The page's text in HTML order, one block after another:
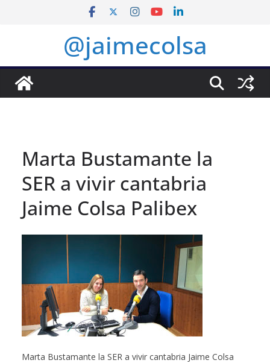
@jaimecolsa
Marta Bustamante la
SER a vivir cantabria
Jaime Colsa Palibex
Marta Bustamante la SER a vivir cantabria Jaime Colsa